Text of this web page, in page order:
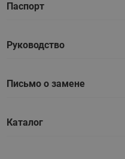
Паспорт
Руководство
Письмо о замене
Каталог